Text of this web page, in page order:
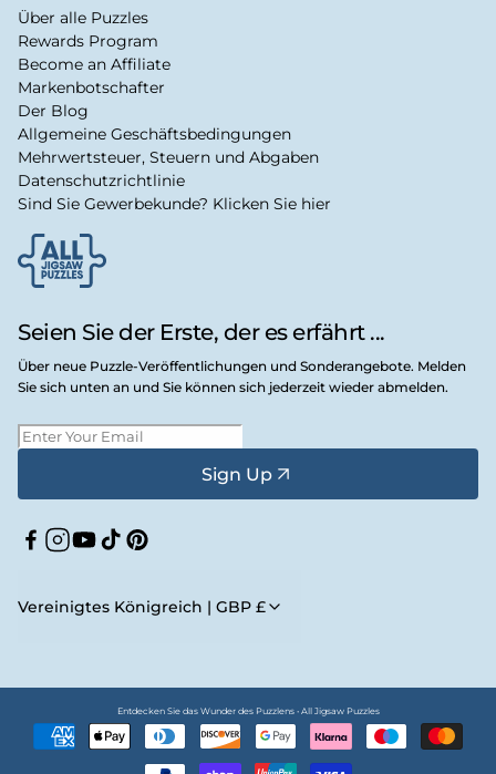
Seien Sie der Erste, der es erfährt ...
Über neue Puzzle-Veröffentlichungen und Sonderangebote. Melden
Sie sich unten an und Sie können sich jederzeit wieder abmelden.
Sign Up
Facebook
Instagram
YouTube
TikTokPinterest
Vereinigtes Königreich | GBP £
Über alle Puzzles
Rewards Program
Become an Affiliate
Markenbotschafter
Der Blog
Allgemeine Geschäftsbedingungen
Mehrwertsteuer, Steuern und Abgaben
Datenschutzrichtlinie
Sind Sie Gewerbekunde? Klicken Sie hier
Entdecken Sie das Wunder des Puzzlens • All Jigsaw Puzzles
Zahlungsmethoden